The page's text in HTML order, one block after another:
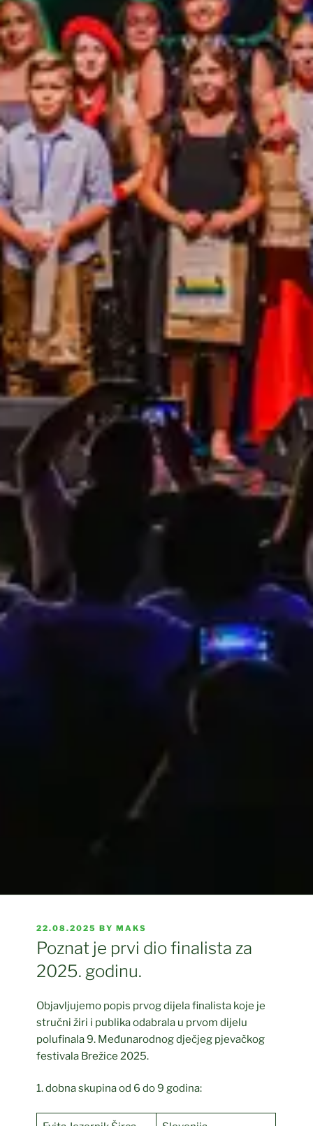
POSTED
ON
22.08.2025 BYMAKS
Poznat je prvi dio finalista za
2025. godinu.
Objavljujemo popis prvog dijela finalista koje je
stručni žiri i publika odabrala u prvom dijelu
polufinala 9. Međunarodnog dječjeg pjevačkog
festivala Brežice 2025.
1. dobna skupina od 6 do 9 godina: